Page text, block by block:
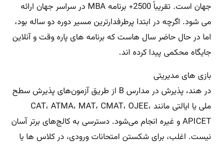
جهان است. تقریباً 2500+ برنامه MBA در سراسر جهان ارائه
می شود. اگرچه در ابتدا پرطرفدارترین مسیر دوره دو ساله بود،
اما در حال حاضر سال هاست که برنامه های پاره وقت و آنلاین
جایگاه محکمی پیدا کرده اند.
بازی های مدیریتی
در هند، پذیرش در مدارس B از طریق آزمون‌های پذیرش سطح
ملی یا ایالتی مانند CAT، ATMA، MAT، CMAT، OJEE،
APICET و غیره انجام می‌شود. دسترسی به کالج‌های برتر آسان
نیست. اغلب، برای شکستن امتحانات ورودی، در کلاس ها یا